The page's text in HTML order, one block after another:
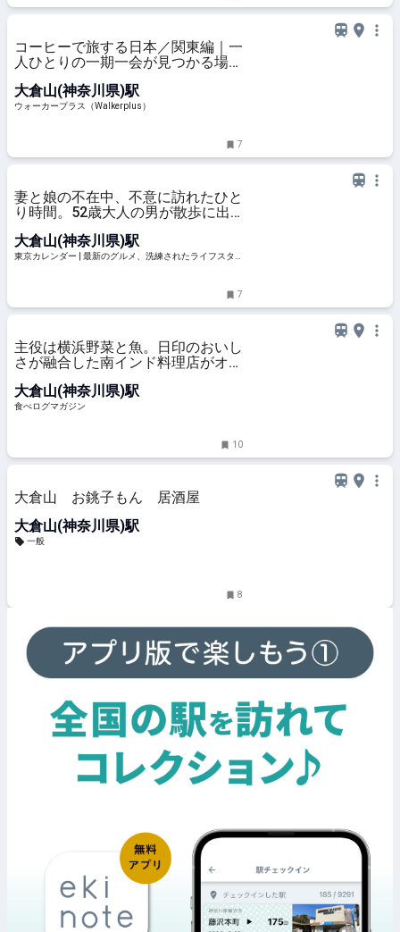
コーヒーで旅する日本／関東編｜一
人ひとりの一期一会が見つかる場所
「ichigoichie」｜ウォーカープラ
ス
大倉山(神奈川県)駅
ウォーカープラス（Walkerplus）
7
妻と娘の不在中、不意に訪れたひと
り時間。52歳大人の男が散歩に出
大倉山(神奈川県)駅
東京カレンダー | 最新のグルメ、洗練されたライフスタ
7
主役は横浜野菜と魚。日印のおいし
さが融合した南インド料理店がオー
大倉山(神奈川県)駅
食べログマガジン
10
大倉山 お銚子もん 居酒屋
大倉山(神奈川県)駅
一般
8